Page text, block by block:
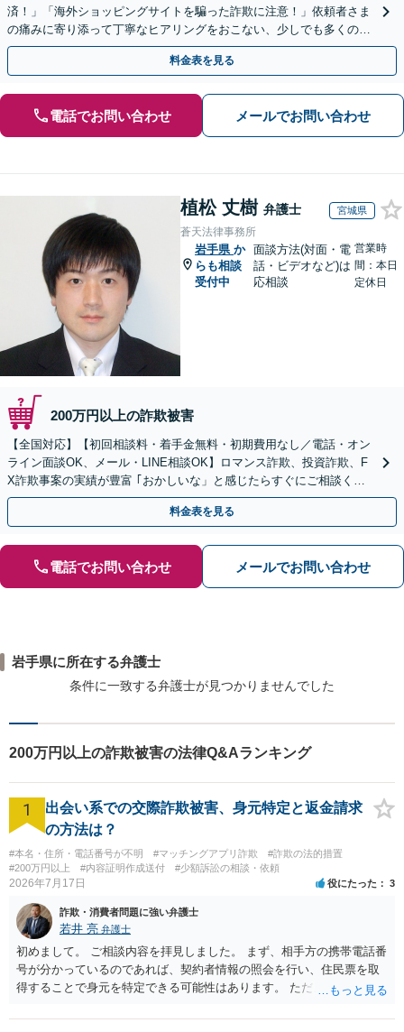
済！」「海外ショッピングサイトを騙った詐欺に注意！」依頼者さま
の痛みに寄り添って丁寧なヒアリングをおこない、少しでも多くの返
金が得られるよう尽力します！
料金表を見る
電話でお問い合わせ メールでお問い合わせ
植松 丈樹 弁護士 宮城県
蒼天法律事務所
岩手県 か
らも相談
受付中
面談方法(対面・電
話・ビデオなど)は
応相談
営業時
間：本日
定休日
200万円以上の詐欺被害
【全国対応】【初回相談料・着手金無料・初期費用なし／電話・オン
ライン面談OK、メール・LINE相談OK】ロマンス詐欺、投資詐欺、F
X詐欺事案の実績が豊富 ｢おかしいな」と感じたらすぐにご相談くだ
さい。
料金表を見る
電話でお問い合わせ メールでお問い合わせ
岩手県に所在する弁護士
条件に一致する弁護士が見つかりませんでした
200万円以上の詐欺被害の法律Q&Aランキング
1
出会い系での交際詐欺被害、身元特定と返金請求
の方法は？
#本名・住所・電話番号が不明 #マッチングアプリ詐欺
#詐欺の法的措置
#200万円以上
#内容証明作成送付 #少額訴訟の相談・依頼
2026年7月17日 役にたった 3
詐欺・消費者問題に強い弁護士
若井 亮 弁護士
初めまして。 ご相談内容を拝見しました。 まず、相手方の携帯電話番
号が分かっているのであれば、契約者情報の照会を行い、住民票を取
得することで身元を特定できる可能性はあります。 ただ、他人名義の
ろです。 LINEについても、詐欺の事案であれば照会できる可能性はあ